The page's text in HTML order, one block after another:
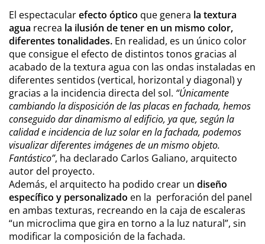
El espectacularefecto óptico que genera la textura
agua recrea la ilusión de tener en un mismo color,
diferentes tonalidades. En realidad, es un único color
que consigue el efecto de distintos tonos gracias al
acabado de la textura agua con las ondas instaladas en
diferentes sentidos (vertical, horizontal y diagonal) y
gracias a la incidencia directa del sol. “Únicamente
cambiando la disposición de las placas en fachada, hemos
conseguido dar dinamismo al edificio, ya que, según la
calidad e incidencia de luz solar en la fachada, podemos
visualizar diferentes imágenes de un mismo objeto.
Fantástico”, ha declarado Carlos Galiano, arquitecto
autor del proyecto.
Además, el arquitecto ha podido crear un diseño
específico y personalizado en la perforación del panel
en ambas texturas, recreando en la caja de escaleras
“un microclima que gira en torno a la luz natural”, sin
modificar la composición de la fachada.